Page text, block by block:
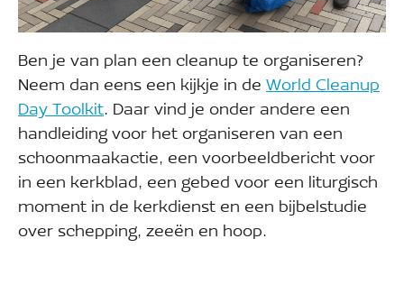
Ben je van plan een cleanup te organiseren?
Neem dan eens een kijkje in de World Cleanup
Day Toolkit. Daar vind je onder andere een
handleiding voor het organiseren van een
schoonmaakactie, een voorbeeldbericht voor
in een kerkblad, een gebed voor een liturgisch
moment in de kerkdienst en een bijbelstudie
over schepping, zeeën en hoop.